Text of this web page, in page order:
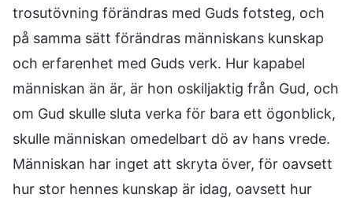
trosutövning förändras med Guds fotsteg, och
på samma sätt förändras människans kunskap
och erfarenhet med Guds verk. Hur kapabel
människan än är, är hon oskiljaktig från Gud, och
om Gud skulle sluta verka för bara ett ögonblick,
skulle människan omedelbart dö av hans vrede.
Människan har inget att skryta över, för oavsett
hur stor hennes kunskap är idag, oavsett hur